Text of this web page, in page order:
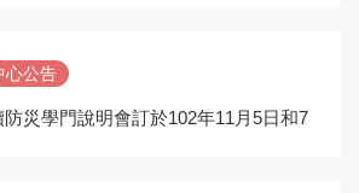
心公告
災學門說明會訂於102年11月5日和7